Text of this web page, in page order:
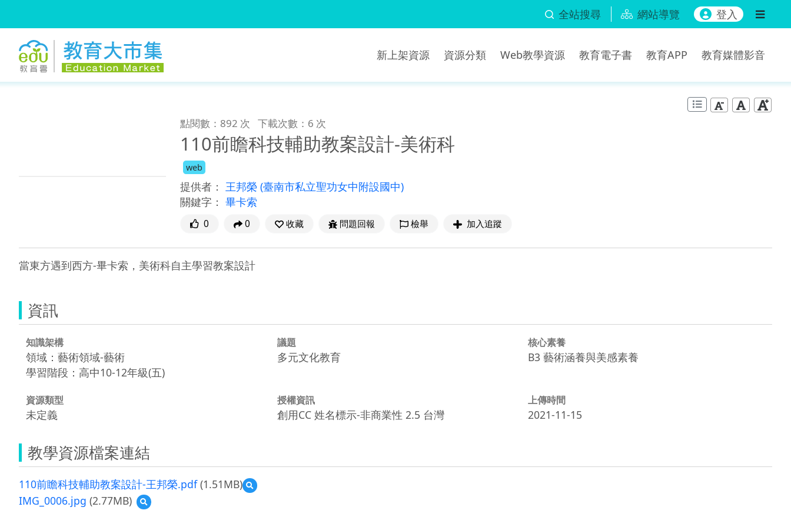
全站搜尋 網站導覽 登入
新上架資源 資源分類 Web教學資源 教育電子書 教育APP 教育媒體影音
點閱數：892 次 下載次數：6 次
110前瞻科技輔助教案設計-美術科
web
提供者： 王邦榮 (臺南市私立聖功女中附設國中)
關鍵字： 畢卡索
0 0 收藏 問題回報 檢舉 加入追蹤
當東方遇到西方-畢卡索，美術科自主學習教案設計
資訊
知識架構
領域：藝術領域-藝術
學習階段：高中10-12年級(五)
議題
多元文化教育
核心素養
B3 藝術涵養與美感素養
資源類型
未定義
授權資訊
創用CC 姓名標示-非商業性 2.5 台灣
上傳時間
2021-11-15
教學資源檔案連結
110前瞻科技輔助教案設計-王邦榮.pdf(1.51MB)
預
覽
IMG_0006.jpg (2.77MB)
預
覽